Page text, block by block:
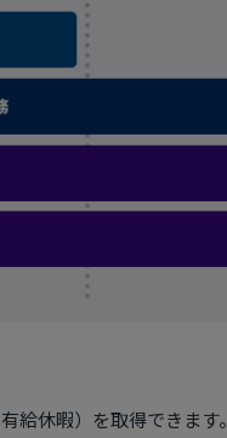
給休暇）を取得できます。